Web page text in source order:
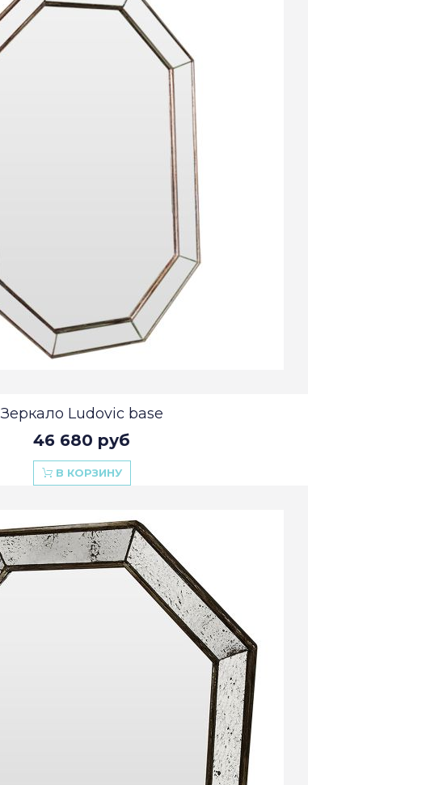
Зеркало Ludovic base
46 680 руб
В КОРЗИНУ